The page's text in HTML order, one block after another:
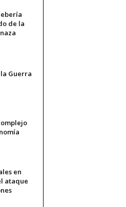
de la
Guerra
en
ataque